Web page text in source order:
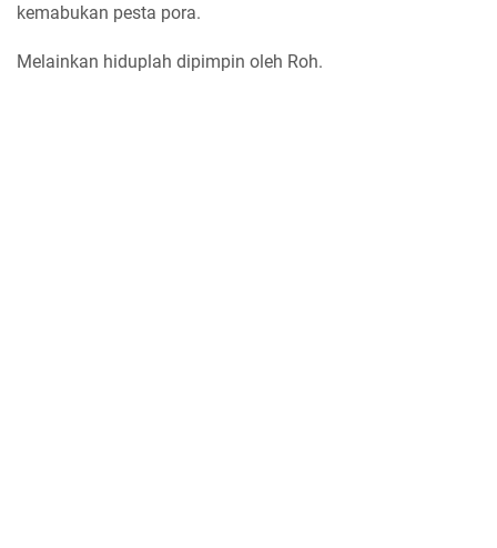
kemabukan pesta pora.
Melainkan hiduplah dipimpin oleh Roh.